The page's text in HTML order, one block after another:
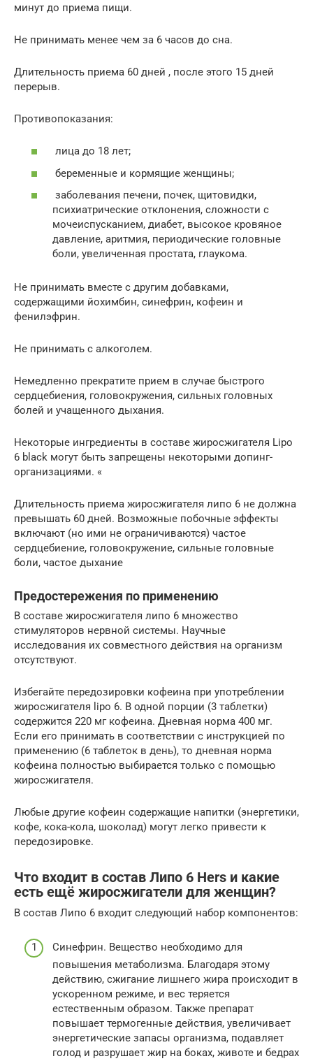
минут до приема пищи.
Не принимать менее чем за 6 часов до сна.
Длительность приема 60 дней , после этого 15 дней
перерыв.
Противопоказания:
лица до 18 лет;
беременные и кормящие женщины;
заболевания печени, почек, щитовидки,
психиатрические отклонения, сложности с
мочеиспусканием, диабет, высокое кровяное
давление, аритмия, периодические головные
боли, увеличенная простата, глаукома.
Не принимать вместе с другим добавками,
содержащими йохимбин, синефрин, кофеин и
фенилэфрин.
Не принимать с алкоголем.
Немедленно прекратите прием в случае быстрого
сердцебиения, головокружения, сильных головных
болей и учащенного дыхания.
Некоторые ингредиенты в составе жиросжигателя Lipo
6 black могут быть запрещены некоторыми допинг-
организациями. «
Длительность приема жиросжигателя липо 6 не должна
превышать 60 дней. Возможные побочные эффекты
включают (но ими не ограничиваются) частое
сердцебиение, головокружение, сильные головные
боли, частое дыхание
Предостережения по применению
В составе жиросжигателя липо 6 множество
стимуляторов нервной системы. Научные
исследования их совместного действия на организм
отсутствуют.
Избегайте передозировки кофеина при употреблении
жиросжигателя lipo 6. В одной порции (3 таблетки)
содержится 220 мг кофеина. Дневная норма 400 мг.
Если его принимать в соответствии с инструкцией по
применению (6 таблеток в день), то дневная норма
кофеина полностью выбирается только с помощью
жиросжигателя.
Любые другие кофеин содержащие напитки (энергетики,
кофе, кока-кола, шоколад) могут легко привести к
передозировке.
Что входит в состав Липо 6 Hers и какие
есть ещё жиросжигатели для женщин?
В состав Липо 6 входит следующий набор компонентов:
Синефрин. Вещество необходимо для
повышения метаболизма. Благодаря этому
действию, сжигание лишнего жира происходит в
ускоренном режиме, и вес теряется
естественным образом. Также препарат
повышает термогенные действия, увеличивает
энергетические запасы организма, подавляет
голод и разрушает жир на боках, животе и бедрах